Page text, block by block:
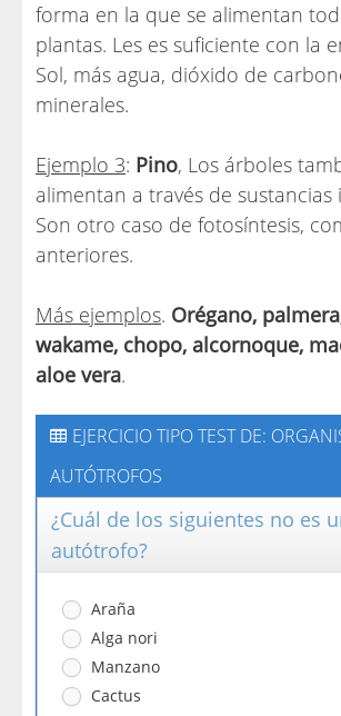
forma en la que se alimentan
plantas. Les es suficiente con la
Sol, más agua, dióxido de
minerales.
Ejemplo 3: Pino, Los árboles
alimentan a través de sustancias
Son otro caso de fotosíntesis,
anteriores.
Más ejemplos. Orégano,
wakame, chopo, alcornoque,
aloe vera.
EJERCICIO TIPO TEST DE:
AUTÓTROFOS
¿Cuál de los siguientes no es
autótrofo?
Araña
Alga nori
Manzano
Cactus